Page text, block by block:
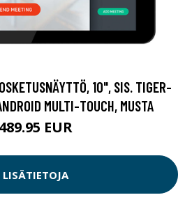
10", SIS. TIGER-
MULTI-TOUCH, MUSTA
489.95 EUR
LISÄTIETOJA